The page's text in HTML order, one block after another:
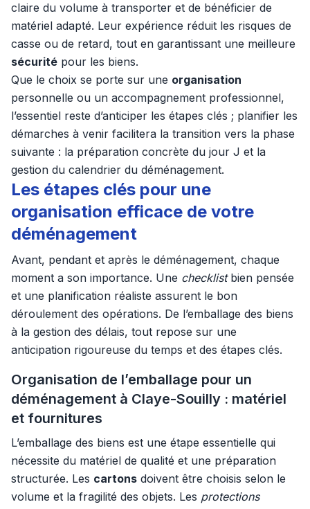
claire du volume à transporter et de bénéficier de
matériel adapté. Leur expérience réduit les risques de
casse ou de retard, tout en garantissant une meilleure
sécurité pour les biens.
Que le choix se porte sur une organisation
personnelle ou un accompagnement professionnel,
l’essentiel reste d’anticiper les étapes clés ; planifier les
démarches à venir facilitera la transition vers la phase
suivante : la préparation concrète du jour J et la
gestion du calendrier du déménagement.
Les étapes clés pour une
organisation efficace de votre
déménagement
Avant, pendant et après le déménagement, chaque
moment a son importance. Une checklistbien pensée
et une planification réaliste assurent le bon
déroulement des opérations. De l’emballage des biens
à la gestion des délais, tout repose sur une
anticipation rigoureuse du temps et des étapes clés.
Organisation de l’emballage pour un
déménagement à Claye-Souilly : matériel
et fournitures
L’emballage des biens est une étape essentielle qui
nécessite du matériel de qualité et une préparation
structurée. Les cartons doivent être choisis selon le
volume et la fragilité des objets. Les protections